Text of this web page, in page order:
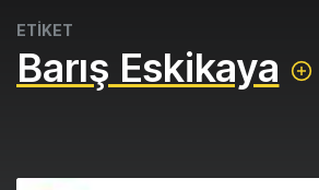
ETİKET
Barış Eskikaya